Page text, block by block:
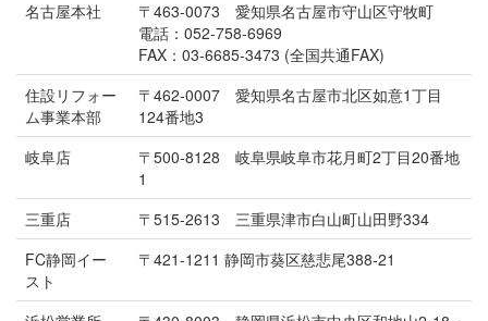
名古屋本社
〒463-0073 愛知県名古屋市守山区守牧町
電話：052-758-6969
FAX：03-6685-3473 (全国共通FAX)
住設リフォー
ム事業本部
〒462-0007 愛知県名古屋市北区如意1丁目
124番地3
岐阜店
〒500-8128 岐阜県岐阜市花月町2丁目20番地
1
三重店
〒515-2613 三重県津市白山町山田野334
FC静岡イー
スト
〒421-1211 静岡市葵区慈悲尾388-21